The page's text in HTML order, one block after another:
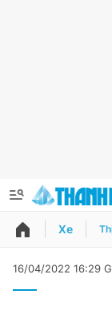
QUẢNG CÁO
Xe
16/04/2022 16:29